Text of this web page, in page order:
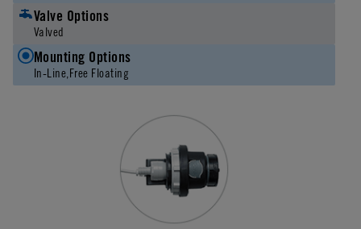
Valve Options
Valved
Mounting Options
In-Line Free Floating